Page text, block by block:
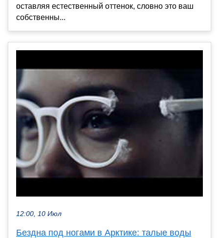
оставляя естественный оттенок, словно это ваш
собственны...
12:00, 10 Июл
Бездна под ногами в Арктике: талые воды